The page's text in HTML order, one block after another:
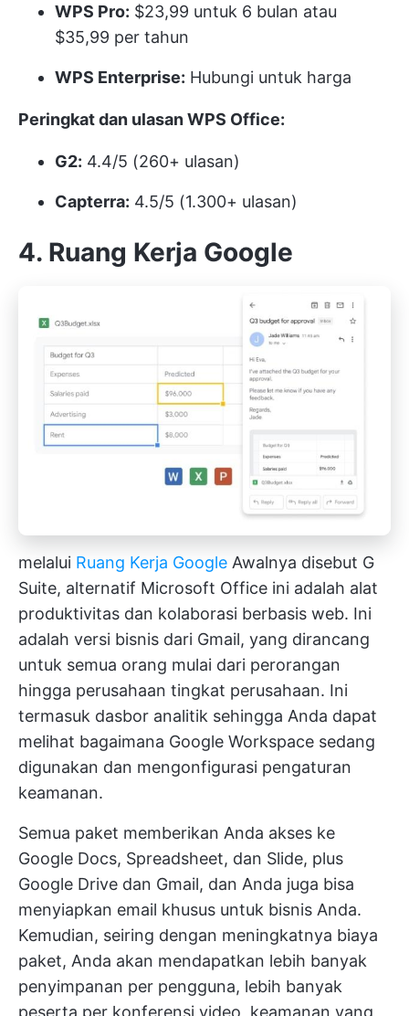
WPS Pro: $23,99 untuk 6 bulan atau
$35,99 per tahun
WPS Enterprise: Hubungi untuk harga
Peringkat dan ulasan WPS Office:
G2: 4.4/5 (260+ ulasan)
Capterra: 4.5/5 (1.300+ ulasan)
4. Ruang Kerja Google
melalui Ruang Kerja Google Awalnya disebut G
Suite, alternatif Microsoft Office ini adalah alat
produktivitas dan kolaborasi berbasis web. Ini
adalah versi bisnis dari Gmail, yang dirancang
untuk semua orang mulai dari perorangan
hingga perusahaan tingkat perusahaan. Ini
termasuk dasbor analitik sehingga Anda dapat
melihat bagaimana Google Workspace sedang
digunakan dan mengonfigurasi pengaturan
keamanan.
Semua paket memberikan Anda akses ke
Google Docs, Spreadsheet, dan Slide, plus
Google Drive dan Gmail, dan Anda juga bisa
menyiapkan email khusus untuk bisnis Anda.
Kemudian, seiring dengan meningkatnya biaya
paket, Anda akan mendapatkan lebih banyak
penyimpanan per pengguna, lebih banyak
peserta per konferensi video, keamanan yang